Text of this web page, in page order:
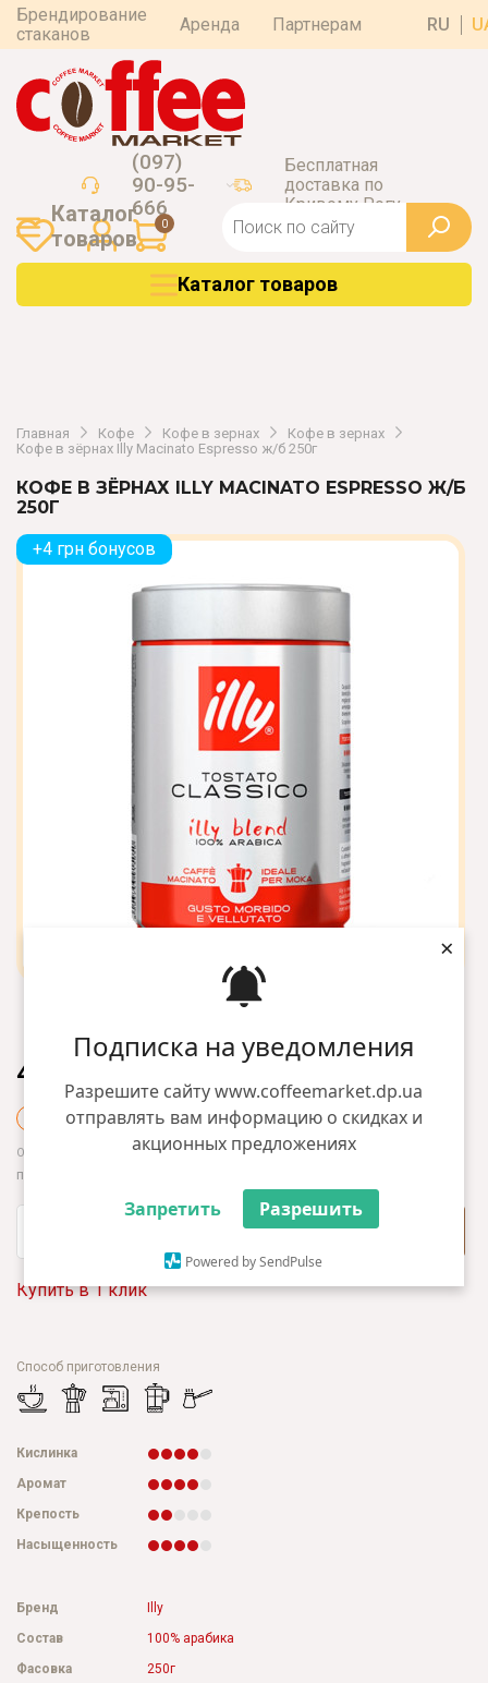
Подписка на уведомления
Разрешите сайту www.coffeemarket.dp.ua
отправлять вам информацию о скидках и
акционных предложениях
Запретить Разрешить
Powered by SendPulse
×
Брендирование
стаканов
Аренда Партнерам RU
(097)
90-95-
666
Бесплатная
доставка по
Кривому Рогу
0
Каталог
товаров
Каталог товаров
Главная Кофе Кофе в зернах
Кофе в зернах
Кофе в зёрнах Illy Macinato Espresso ж/б 250г
КОФЕ В ЗЁРНАХ ILLY MACINATO ESPRESSO Ж/Б
250Г
+4 грн бонусов
451.00 грн
+4 грн бонусов
Оптом: 387.00 грн
при общей сумме заказа от 5000 грн
В корзину
Купить в 1 клик
Способ приготовления
Кислинка
Аромат
Крепость
Насыщенность
Бренд
Illy
Состав
100% арабика
Фасовка
250г